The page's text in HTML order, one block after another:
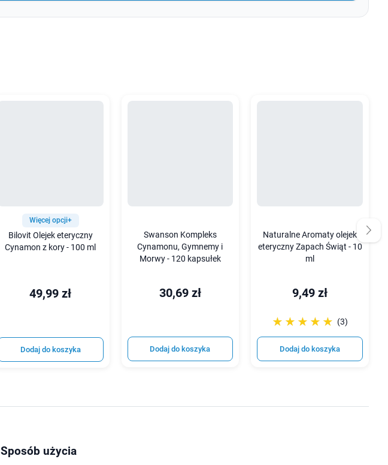
Więcej opcji+
Bilovit Olejek eteryczny
Cynamon z kory - 100 ml
49,99 zł
Dodaj do koszyka
Swanson Kompleks
Cynamonu, Gymnemy i
Morwy - 120 kapsułek
30,69 zł
Dodaj do koszyka
Naturalne Aromaty olejek
eteryczny Zapach Świąt - 10
ml
9,49 zł
☆☆☆☆☆
★★★★★ (3)
Dodaj do koszyka
Sposób użycia